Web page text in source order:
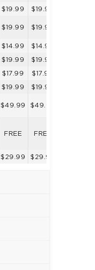
$19.99 $19.99
$19.99 $19.99
$14.99 $14.99
$19.99 $19.99
$17.99 $17.99
$19.99 $19.99
$49.99 $49.99
FREE FREE
$29.99 $29.99